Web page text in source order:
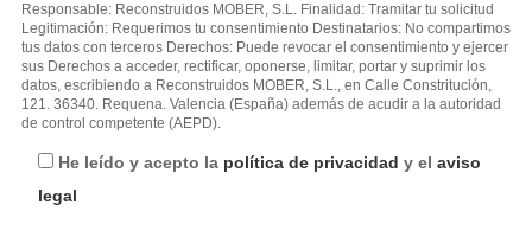
Responsable: Reconstruidos MOBER, S.L. Finalidad: Tramitar tu solicitud
Legitimación: Requerimos tu consentimiento Destinatarios: No compartimos
tus datos con terceros Derechos: Puede revocar el consentimiento y ejercer
sus Derechos a acceder, rectificar, oponerse, limitar, portar y suprimir los
datos, escribiendo a Reconstruidos MOBER, S.L., en Calle Constritución,
121. 36340. Requena. Valencia (España) además de acudir a la autoridad
de control competente (AEPD).
He leído y acepto la política de privacidad y el aviso
legal